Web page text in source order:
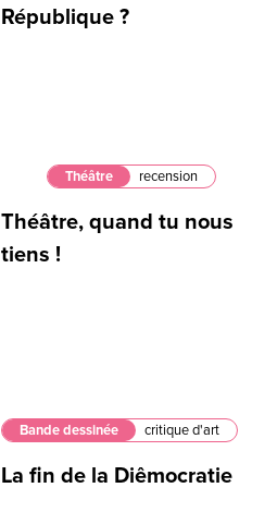
République ?
Théâtre recension
Théâtre, quand tu nous
tiens !
Bande dessinée critique d'art
La fin de la Diêmocratie